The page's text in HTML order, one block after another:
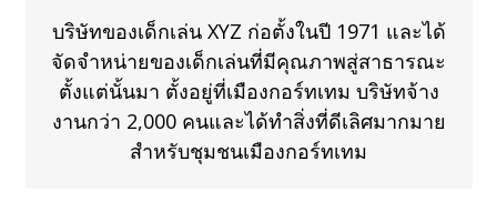
บริษัทของเด็กเล่น XYZ ก่อตั้งในปี 1971 และได้
จัดจำหน่ายของเด็กเล่นที่มีคุณภาพสู่สาธารณะ
ตั้งแต่นั้นมา ตั้งอยู่ที่เมืองกอร์ทเทม บริษัทจ้าง
งานกว่า 2,000 คนและได้ทำสิ่งที่ดีเลิศมากมาย
สำหรับชุมชนเมืองกอร์ทเทม